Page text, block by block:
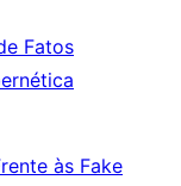
Fatos
às Fake